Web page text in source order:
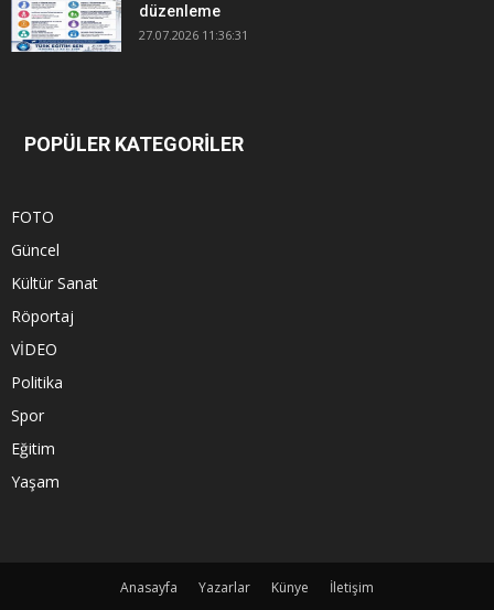
düzenleme
27.07.2026 11:36:31
POPÜLER KATEGORİLER
FOTO
Güncel
Kültür Sanat
Röportaj
VİDEO
Politika
Spor
Eğitim
Yaşam
Anasayfa Yazarlar Künye İletişim